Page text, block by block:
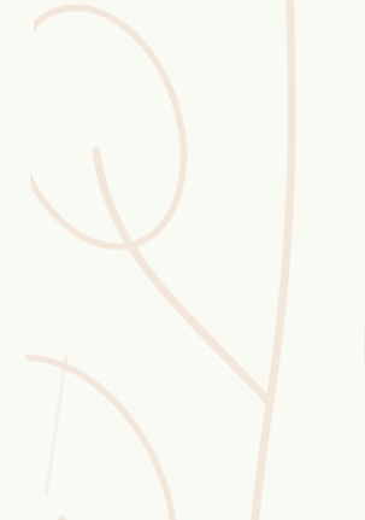
Blüten-Finder
Phänologie-Radar
Vogelstimmen
Gartenplaner
Düngeberater
Challenges
Wusstest du?
Sammlungen